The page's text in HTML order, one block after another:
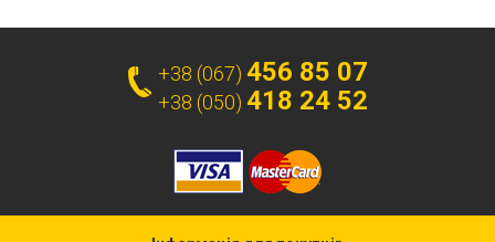
+38 (067) 456 85 07
+38 (050) 418 24 52